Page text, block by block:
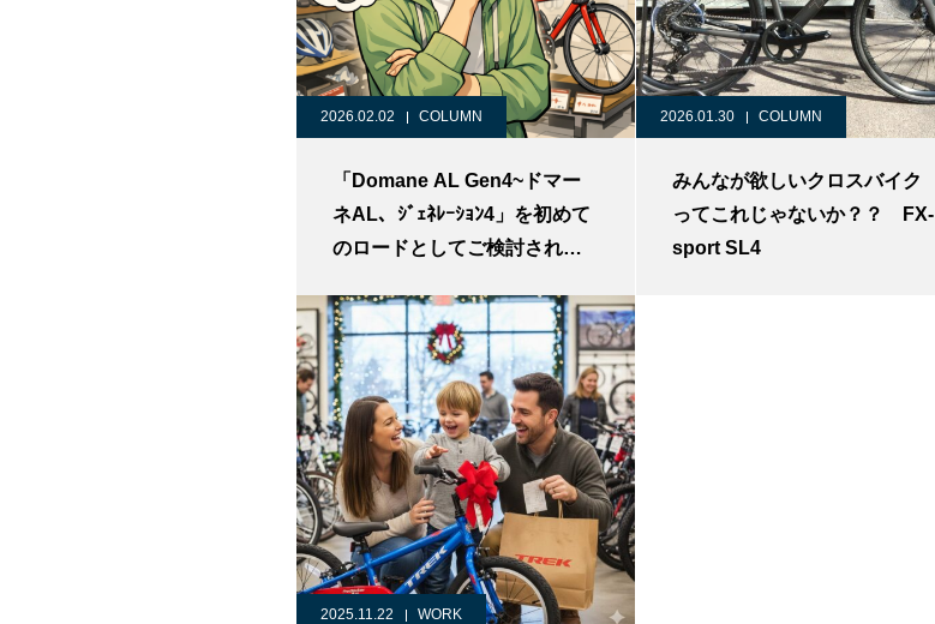
2026.02.02 COLUMN
「Domane AL Gen4~ドマー
ネAL、ｼﾞｪﾈﾚｰｼｮﾝ4」を初めて
のロードとしてご検討される
AL4、 AL5
2026.01.30 COLUMN
みんなが欲しいクロスバイク
ってこれじゃないか？？ FX-
sport SL4
2025.11.22 WORK